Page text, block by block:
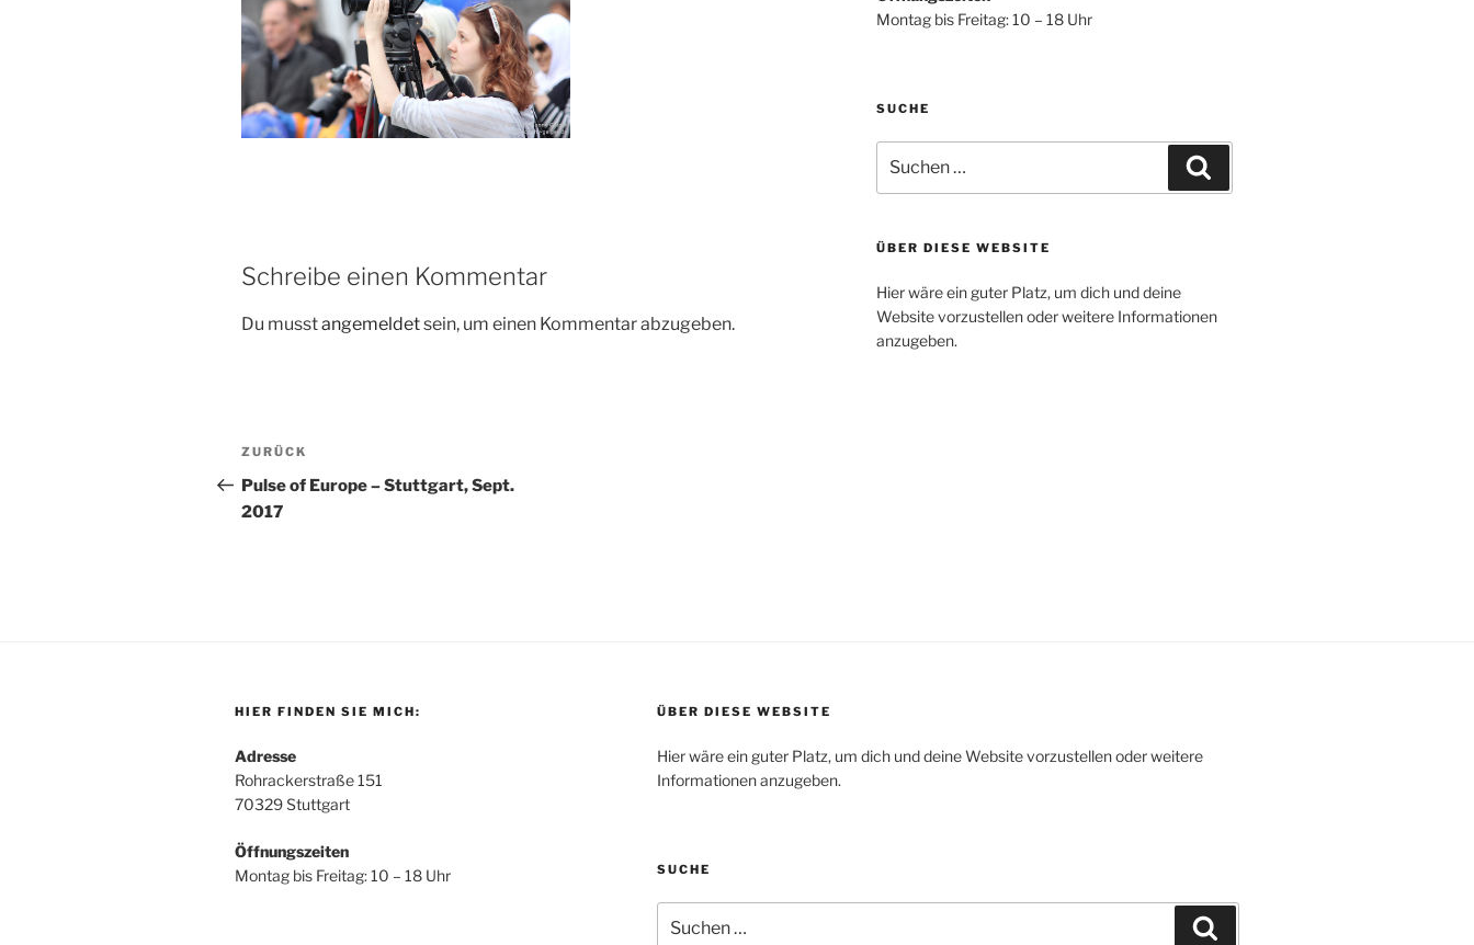
Schreibe einen Kommentar
Du musstangemeldetsein, um einen Kommentar abzugeben.
Beitrags-
Navigation
Vorheriger
Beitrag
ZURÜCK
Pulse of Europe – Stuttgart, Sept.
2017
Montag bis Freitag: 10 – 18 Uhr
SUCHE
nach:
ÜBER DIESE WEBSITE
Hier wäre ein guter Platz, um dich und deine
Website vorzustellen oder weitere Informationen
anzugeben.
HIER FINDEN SIE MICH:
Adresse
Rohrackerstraße 151
70329 Stuttgart
Öffnungszeiten
Montag bis Freitag: 10 – 18 Uhr
ÜBER DIESE WEBSITE
Hier wäre ein guter Platz, um dich und deine Website vorzustellen oder weitere
Informationen anzugeben.
SUCHE
nach: